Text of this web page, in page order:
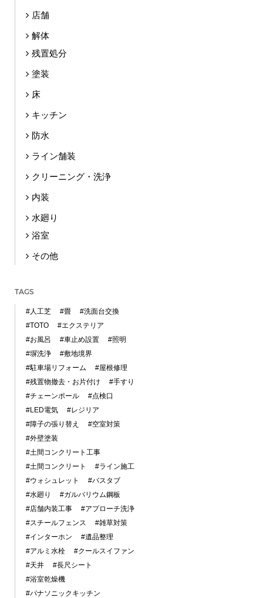
店舗
解体
残置処分
塗装
床
キッチン
防水
ライン舗装
クリーニング・洗浄
内装
水廻り
浴室
その他
TAGS
#人工芝 #畳
#洗面台交換
#TOTO
#エクステリア
#お風呂
#車止め設置
#照明
#塀洗浄
#敷地境界
#駐車場リフォーム
#屋根修理
#残置物撤去・お片付け
#手すり
#チェーンポール
#点検口
#LED電気
#レジリア
#障子の張り替え
#空室対策
#外壁塗装
#土間コンクリート工事
#土間コンクリート
#ライン施工
#ウォシュレット
#バスタブ
#水廻り
#ガルバリウム鋼板
#店舗内装工事
#アプローチ洗浄
#スチールフェンス
#雑草対策
#インターホン
#遺品整理
#アルミ水栓
#クールスイファン
#天井
#長尺シート
#浴室乾燥機
#パナソニックキッチン